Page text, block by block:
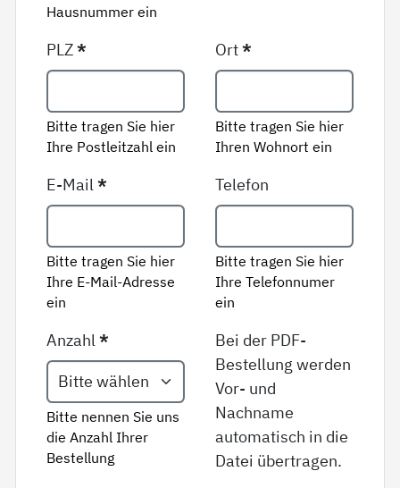
Hausnummer ein
PLZ*
Bitte tragen Sie hier
Ihre Postleitzahl ein
Ort*
Bitte tragen Sie hier
Ihren Wohnort ein
E-Mail*
Bitte tragen Sie hier
Ihre E-Mail-Adresse
ein
Telefon
Bitte tragen Sie hier
Ihre Telefonnumer
ein
Anzahl*
Bitte nennen Sie uns
die Anzahl Ihrer
Bestellung
Bei der PDF-
Bestellung werden
Vor- und
Nachname
automatisch in die
Datei übertragen.